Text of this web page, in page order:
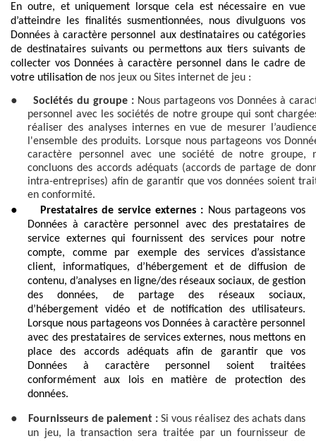
En outre, et uniquement lorsque cela est nécessaire en vue
d’atteindre les finalités susmentionnées, nous divulguons vos
Données à caractère personnel aux destinataires ou catégories
de destinataires suivants ou permettons aux tiers suivants de
collecter vos Données à caractère personnel dans le cadre de
votre utilisation de nos jeux ou Sites internet de jeu :
● Sociétés du groupe :Nous partageons vos Données à
personnel avec les sociétés de notre groupe qui sont
réaliser des analyses internes en vue de mesurer
l'ensemble des produits. Lorsque nous partageons vos
caractère personnel avec une société de notre groupe,
concluons des accords adéquats (accords de partage de
intra-entreprises) afin de garantir que vos données soient
en conformité.
● Prestataires de service externes : Nous partageons vos
Données à caractère personnel avec des prestataires de
service externes qui fournissent des services pour notre
compte, comme par exemple des services d’assistance
client, informatiques, d’hébergement et de diffusion de
contenu, d’analyses en ligne/des réseaux sociaux, de gestion
des données, de partage des réseaux sociaux,
d’hébergement vidéo et de notification des utilisateurs.
Lorsque nous partageons vos Données à caractère personnel
avec des prestataires de services externes, nous mettons en
place des accords adéquats afin de garantir que vos
Données à caractère personnel soient traitées
conformément aux lois en matière de protection des
données.
● Fournisseurs de paiement :Si vous réalisez des achats dans
un jeu, la transaction sera traitée par un fournisseur de